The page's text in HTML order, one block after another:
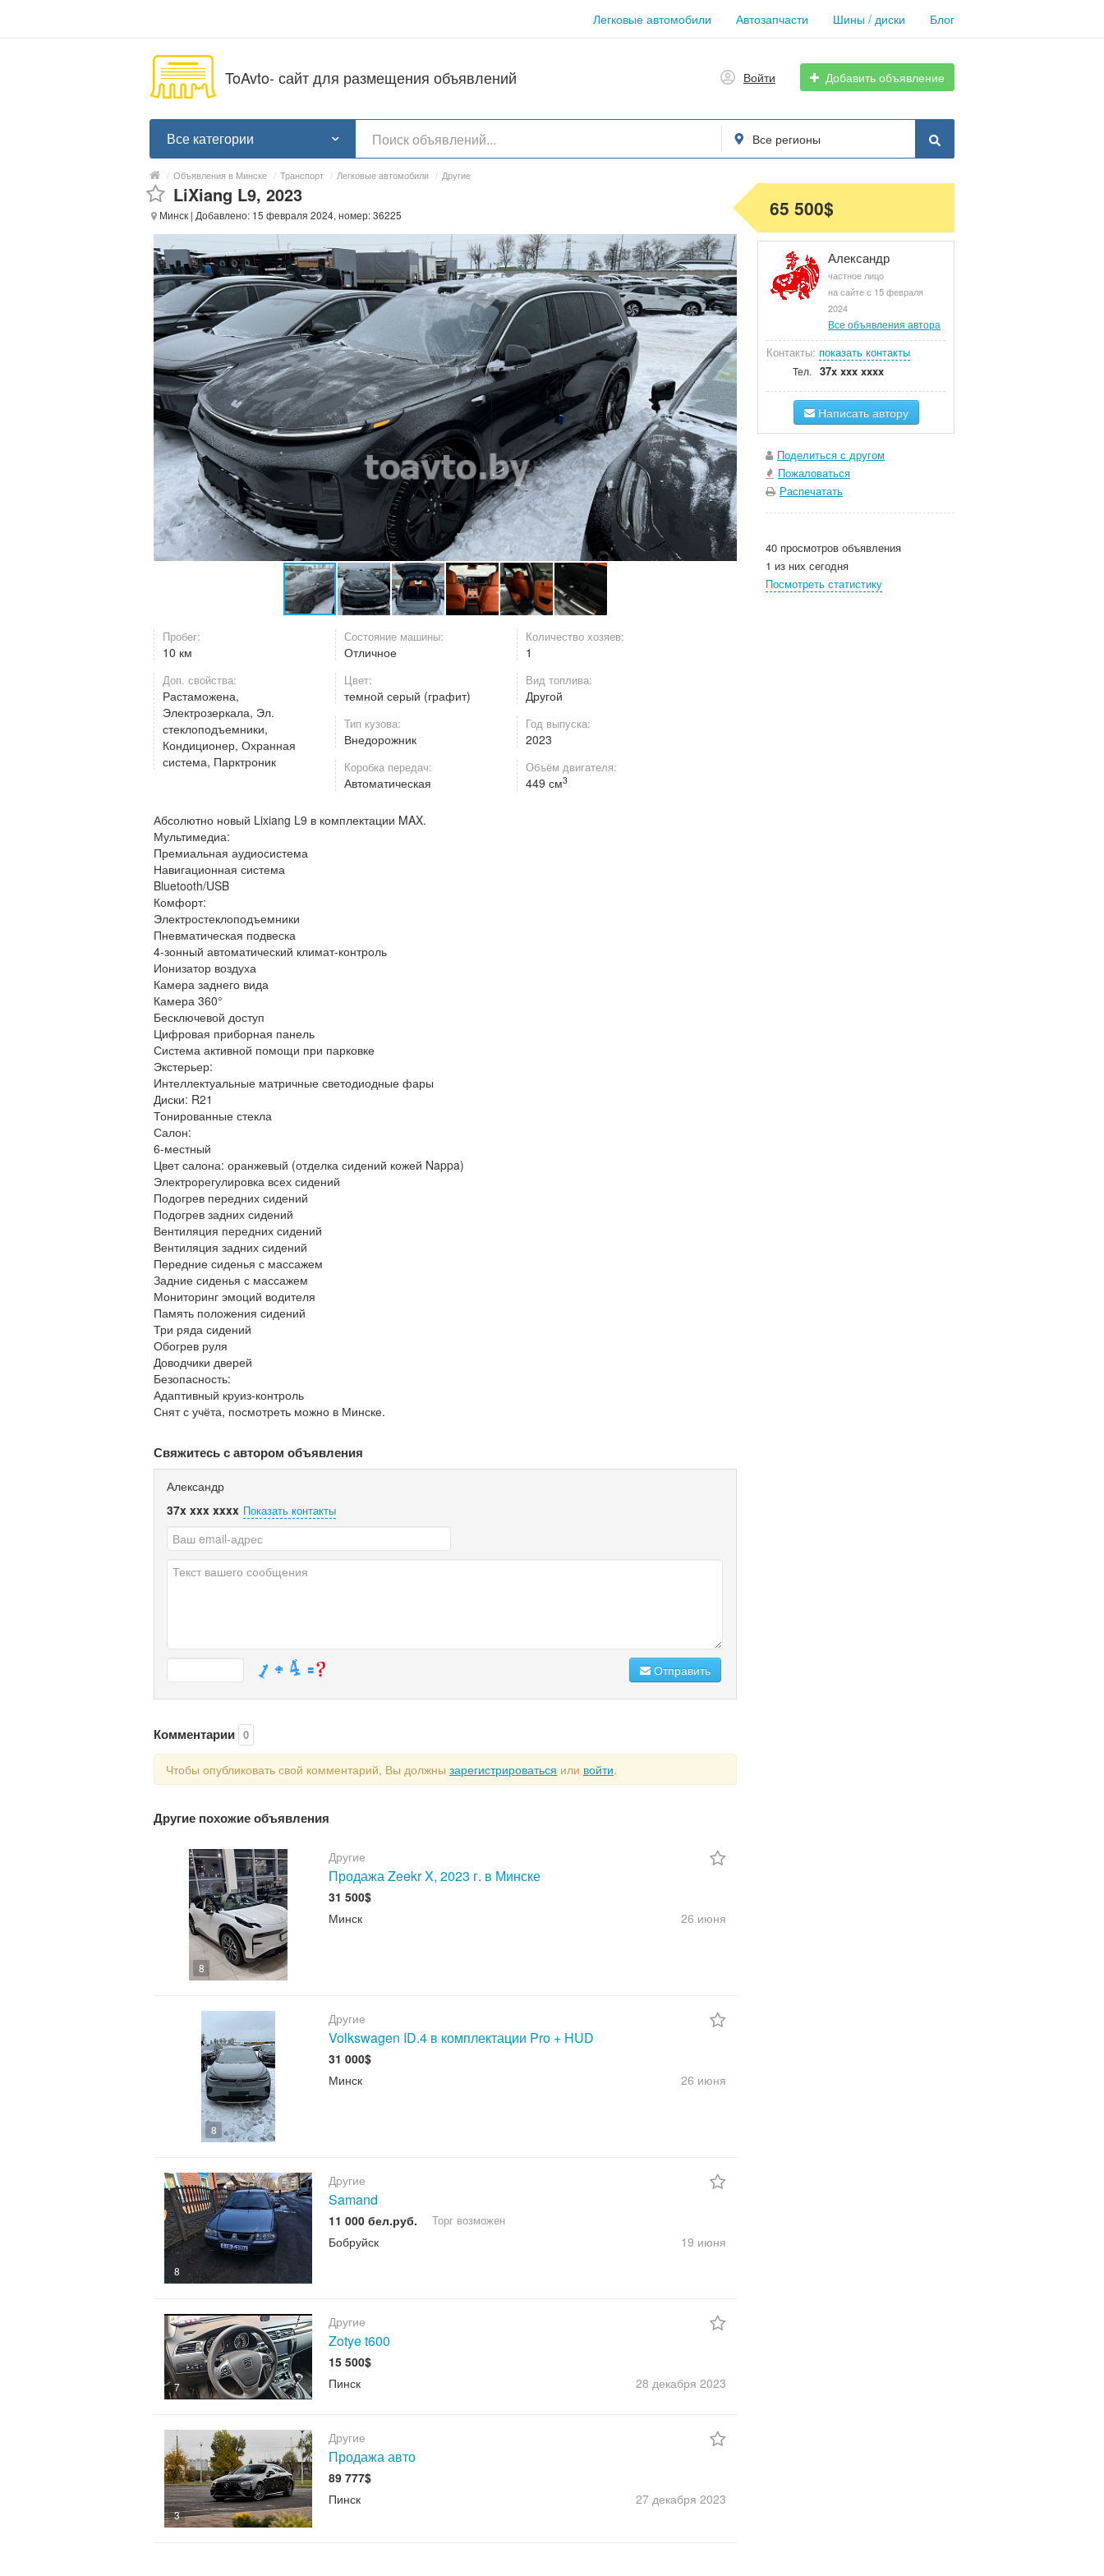
Легковые автомобили Автозапчасти Шины / диски Блог
ToAvto- сайт для размещения объявлений Войти Добавить объявление
Все категории Все регионы
/ Объявления в Минске / Транспорт / Легковые автомобили / Другие
LiXiang L9, 2023
Минск | Добавлено: 15 февраля 2024, номер: 36225
Пробег:
10 км
Состояние машины:
Отличное
Количество хозяев:
1
Доп. свойства:
Растаможена,
Электрозеркала, Эл.
стеклоподъемники,
Кондиционер, Охранная
система, Парктроник
Цвет:
темной серый (графит)
Вид топлива:
Другой
Тип кузова:
Внедорожник
Год выпуска:
2023
Коробка передач:
Автоматическая
Объём двигателя:
449 см3
Абсолютно новый Lixiang L9 в комплектации MAX.
Мультимедиа:
Премиальная аудиосистема
Навигационная система
Bluetooth/USB
Комфорт:
Электростеклоподъемники
Пневматическая подвеска
4-зонный автоматический климат-контроль
Ионизатор воздуха
Камера заднего вида
Камера 360°
Бесключевой доступ
Цифровая приборная панель
Система активной помощи при парковке
Экстерьер:
Интеллектуальные матричные светодиодные фары
Диски: R21
Тонированные стекла
Салон:
6-местный
Цвет салона: оранжевый (отделка сидений кожей Nappa)
Электрорегулировка всех сидений
Подогрев передних сидений
Подогрев задних сидений
Вентиляция передних сидений
Вентиляция задних сидений
Передние сиденья с массажем
Задние сиденья с массажем
Мониторинг эмоций водителя
Память положения сидений
Три ряда сидений
Обогрев руля
Доводчики дверей
Безопасность:
Адаптивный круиз-контроль
Снят с учёта, посмотреть можно в Минске.
Свяжитесь с автором объявления
Александр
37x xxx xxxx Показать контакты
Отправить
Комментарии 0
Чтобы опубликовать свой комментарий, Вы должны зарегистрироваться или войти.
Другие похожие объявления
8
Другие
Продажа Zeekr X, 2023 г. в Минске
31 500$
Минск
26 июня
8
Другие
Volkswagen ID.4 в комплектации Pro + HUD
31 000$
Минск
26 июня
8
Другие
Samand
11 000 бел.руб. Торг возможен
Бобруйск 19 июня
7
Другие
Zotye t600
15 500$
Пинск
28 декабря 2023
3
Другие
Продажа авто
89 777$
Пинск
27 декабря 2023
65 500$
Александр
частное лицо
на сайте с 15 февраля
2024
Все объявления автора
Контакты: показать контакты
Тел. 37x xxx xxxx
Написать автору
Поделиться с другом
Пожаловаться
Распечатать
40 просмотров объявления
1 из них сегодня
Посмотреть статистику